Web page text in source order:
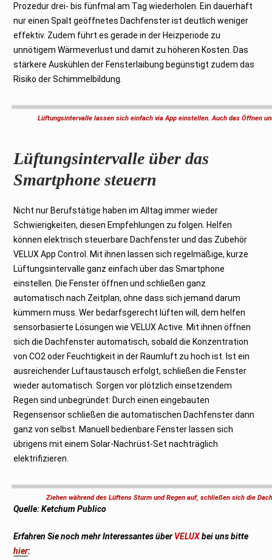
Prozedur drei- bis fünfmal am Tag wiederholen. Ein dauerhaft
nur einen Spalt geöffnetes Dachfenster ist deutlich weniger
effektiv. Zudem führt es gerade in der Heizperiode zu
unnötigem Wärmeverlust und damit zu höheren Kosten. Das
stärkere Auskühlen der Fensterlaibung begünstigt zudem das
Risiko der Schimmelbildung.
Lüftungsintervalle lassen sich einfach via App einstellen. Auch das Öffnen
Lüftungsintervalle über das
Smartphone steuern
Nicht nur Berufstätige haben im Alltag immer wieder
Schwierigkeiten, diesen Empfehlungen zu folgen. Helfen
können elektrisch steuerbare Dachfenster und das Zubehör
VELUX App Control. Mit ihnen lassen sich regelmäßige, kurze
Lüftungsintervalle ganz einfach über das Smartphone
einstellen. Die Fenster öffnen und schließen ganz
automatisch nach Zeitplan, ohne dass sich jemand darum
kümmern muss. Wer bedarfsgerecht lüften will, dem helfen
sensorbasierte Lösungen wie VELUX Active. Mit ihnen öffnen
sich die Dachfenster automatisch, sobald die Konzentration
von CO2 oder Feuchtigkeit in der Raumluft zu hoch ist. Ist ein
ausreichender Luftaustausch erfolgt, schließen die Fenster
wieder automatisch. Sorgen vor plötzlich einsetzendem
Regen sind unbegründet: Durch einen eingebauten
Regensensor schließen die automatischen Dachfenster dann
ganz von selbst. Manuell bedienbare Fenster lassen sich
übrigens mit einem Solar-Nachrüst-Set nachträglich
elektrifizieren.
Ziehen während des Lüftens Sturm und Regen auf, schließen sich die
Quelle: Ketchum Publico
Erfahren Sie noch mehr Interessantes überVELUXbei uns bitte
hier: